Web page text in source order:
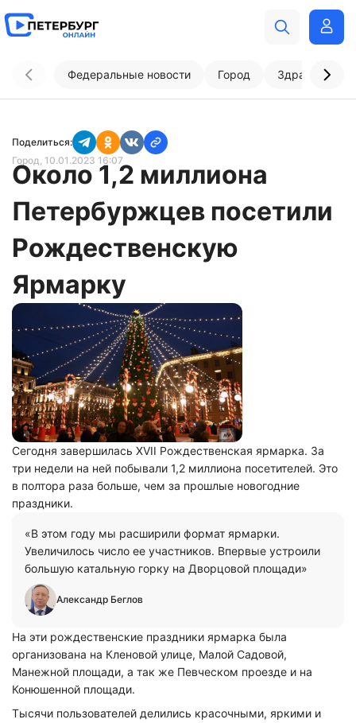
Федеральные новости Город
Поделиться:
Город, 10.01.2023 16:07
Около 1,2 миллиона
Петербуржцев посетили
Рождественскую
Ярмарку
Сегодня завершилась XVII Рождественская ярмарка. За
три недели на ней побывали 1,2 миллиона посетителей. Это
в полтора раза больше, чем за прошлые новогодние
праздники.
«В этом году мы расширили формат ярмарки.
Увеличилось число ее участников. Впервые устроили
большую катальную горку на Дворцовой площади»
Александр Беглов
На эти рождественские праздники ярмарка была
организована на Кленовой улице, Малой Садовой,
Манежной площади, а так же Певческом проезде и на
Конюшенной площади.
Тысячи пользователей делились красочными, яркими и